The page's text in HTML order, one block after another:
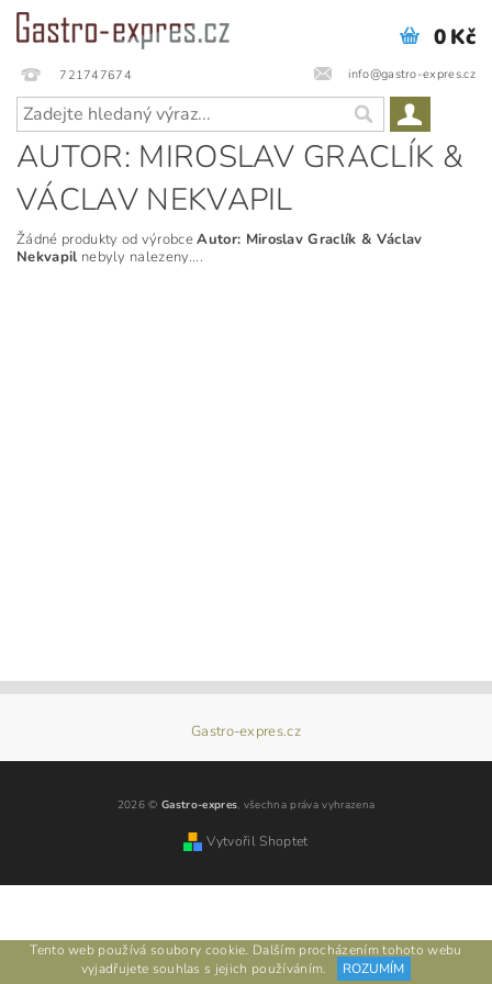
721747674 info@gastro-expres.cz
0 Kč
AUTOR: MIROSLAV GRACLÍK &
VÁCLAV NEKVAPIL
Žádné produkty od výrobceAutor: Miroslav Graclík & Václav
Nekvapil nebyly nalezeny....
Gastro-expres.cz
2026 ©Gastro-expres, všechna práva vyhrazena
Vytvořil Shoptet
Tento web používá soubory cookie. Dalším procházením tohoto webu
vyjadřujete souhlas s jejich používáním.
ROZUMÍM